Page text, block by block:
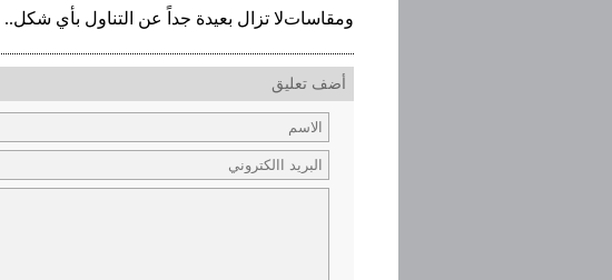
ومقاسات لا تزال بعيدة جداً عن التناول بأي شكل..
أضف تعليق